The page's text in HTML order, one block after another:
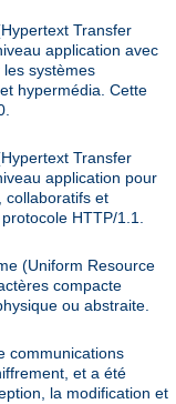
Transfer
application avec
systèmes
hypermédia. Cette
Transfer
application pour
collaboratifs et
HTTP/1.1.
(Uniform Resource
compacte
ou abstraite.
communications
et a été
la modification et